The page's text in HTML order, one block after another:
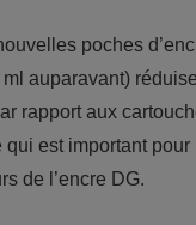
poches
auparavant)
rapport aux
est important pour
de l’encre DG.